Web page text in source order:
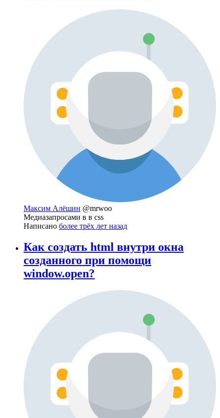
Максим Алёшин @mrwoo
Медиазапросами в в css
Написано более трёх лет назад
Как создать html внутри окна
созданного при помощи
window.open?